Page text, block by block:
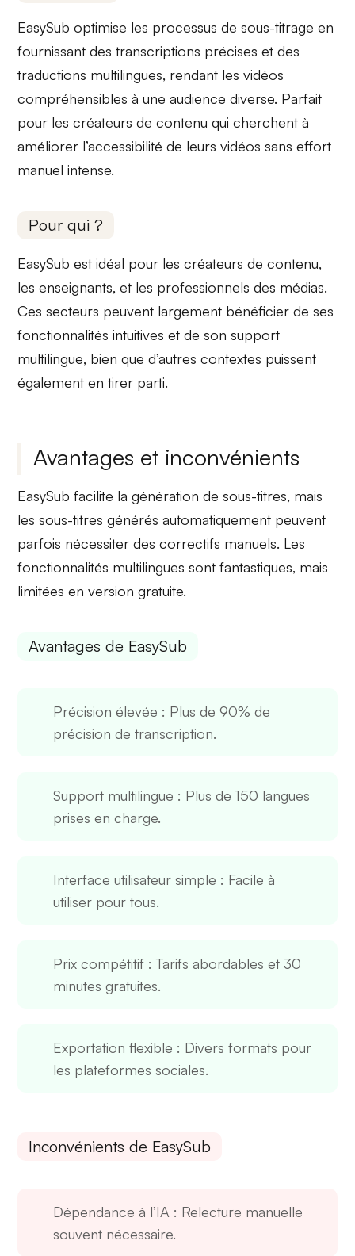
EasySub optimise les processus de sous-titrage en
fournissant destranscriptions précises et des
traductions multilingues, rendant les vidéos
compréhensibles à une audience diverse. Parfait
pour les créateurs de contenu qui cherchent à
améliorer l’accessibilité de leurs vidéos sans effort
manuel intense.
Pour qui ?
EasySub est idéal pour les créateurs de contenu,
les enseignants, et les professionnels des médias.
Ces secteurs peuvent largement bénéficier de ses
fonctionnalités intuitives et de sonsupport
multilingue, bien que d’autres contextes puissent
également en tirer parti.
Avantages et inconvénients
EasySub facilite lagénération de sous-titres, mais
lessous-titres générés automatiquement peuvent
parfois nécessiter des correctifs manuels. Les
fonctionnalités multilingues sont fantastiques, mais
limitées en version gratuite.
Avantages de EasySub
Précision élevée : Plus de 90% de
précision de transcription.
Support multilingue : Plus de 150 langues
prises en charge.
Interface utilisateur simple : Facile à
utiliser pour tous.
Prix compétitif : Tarifs abordables et 30
minutes gratuites.
Exportation flexible : Divers formats pour
les plateformes sociales.
Inconvénients de EasySub
Dépendance à l’IA : Relecture manuelle
souvent nécessaire.